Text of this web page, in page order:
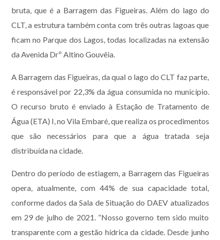
bruta, que é a Barragem das Figueiras. Além do lago do
CLT, a estrutura também conta com três outras lagoas que
ficam no Parque dos Lagos, todas localizadas na extensão
da Avenida Drº Altino Gouvêia.
A Barragem das Figueiras, da qual o lago do CLT faz parte,
é responsável por 22,3% da água consumida no município.
O recurso bruto é enviado à Estação de Tratamento de
Água (ETA) I, no Vila Embaré, que realiza os procedimentos
que são necessários para que a água tratada seja
distribuída na cidade.
Dentro do período de estiagem, a Barragem das Figueiras
opera, atualmente, com 44% de sua capacidade total,
conforme dados da Sala de Situação do DAEV atualizados
em 29 de julho de 2021. “Nosso governo tem sido muito
transparente com a gestão hídrica da cidade. Desde junho